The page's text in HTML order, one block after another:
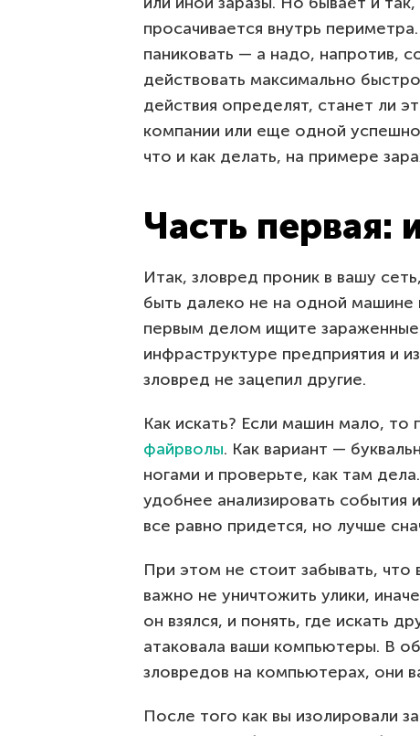
просачивается внутрь
паниковать — а надо, напротив,
действовать максимально
действия определят, станет ли
компании или еще одной
что и как делать, на примере
Часть первая:
Итак, зловред проник в вашу
быть далеко не на одной
первым делом ищите
инфраструктуре предприятия и
зловред не зацепил другие.
Как искать? Если машин мало, то
файрволы. Как вариант —
ногами и проверьте, как там
удобнее анализировать события
все равно придется, но лучше
При этом не стоит забывать,
важно не уничтожить улики,
он взялся, и понять, где искать
атаковала ваши компьютеры. В
зловредов на компьютерах, они
После того как вы изолировали